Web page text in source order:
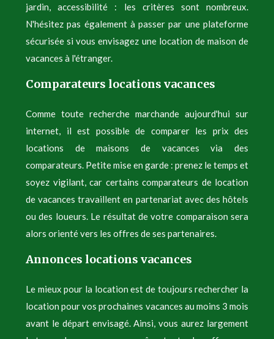
jardin, accessibilité : les critères sont nombreux.
N'hésitez pas également à passer par une plateforme
sécurisée si vous envisagez une location de maison de
vacances à l'étranger.
Comparateurs locations vacances
Comme toute recherche marchande aujourd'hui sur
internet, il est possible de comparer les prix des
locations de maisons de vacances via des
comparateurs. Petite mise en garde : prenez le temps et
soyez vigilant, car certains comparateurs de location
de vacances travaillent en partenariat avec des hôtels
ou des loueurs. Le résultat de votre comparaison sera
alors orienté vers les offres de ses partenaires.
Annonces locations vacances
Le mieux pour la location est de toujours rechercher la
location pour vos prochaines vacances au moins 3 mois
avant le départ envisagé. Ainsi, vous aurez largement